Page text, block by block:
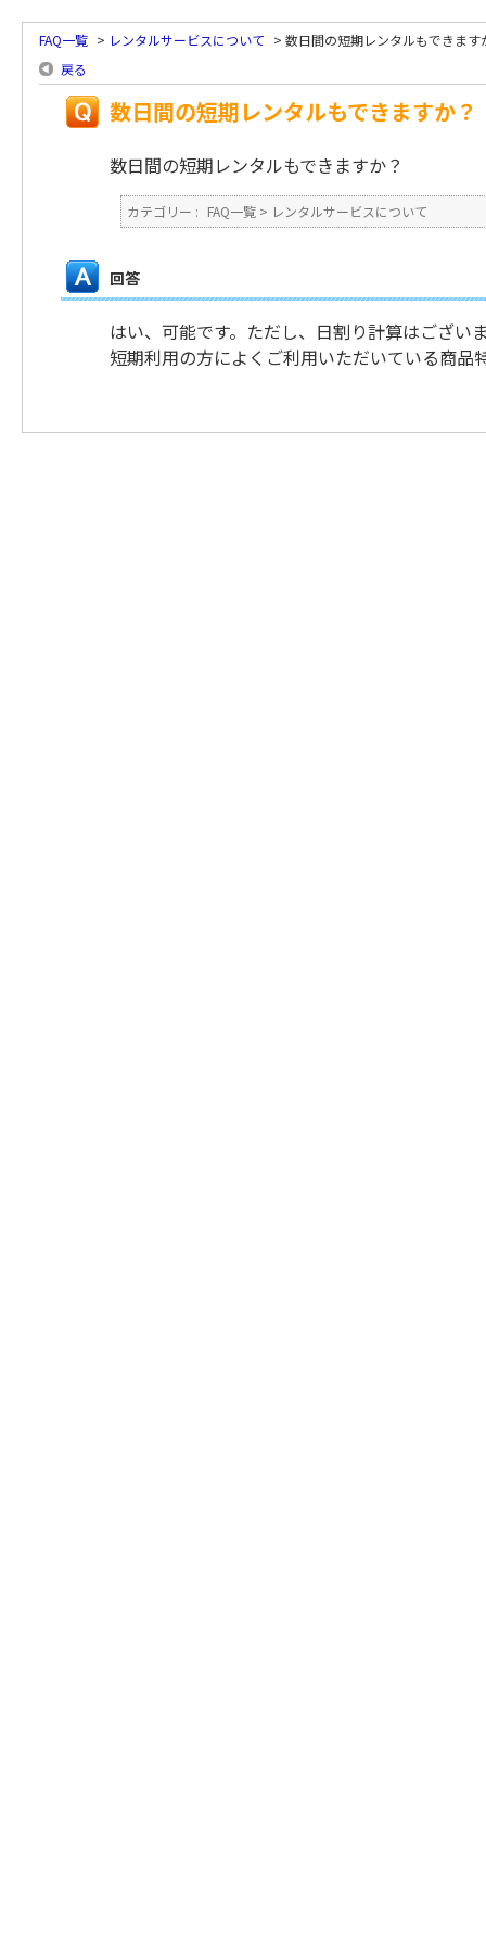
FAQ一覧 > レンタルサービスについて > 数日間の短期レンタルもできます
戻る
数日間の短期レンタルもできますか？
数日間の短期レンタルもできますか？
カテゴリー : FAQ一覧 > レンタルサービスについて
回答
はい、可能です。ただし、日割り計算はござい
短期利用の方によくご利用いただいている商品